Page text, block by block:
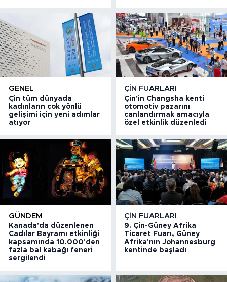
GENEL
Çin tüm dünyada
kadınların çok yönlü
gelişimi için yeni adımlar
atıyor
ÇIN FUARLARI
Çin'in Changsha kenti
otomotiv pazarını
canlandırmak amacıyla
özel etkinlik düzenledi
GÜNDEM
Kanada'da düzenlenen
Cadılar Bayramı etkinliği
kapsamında 10.000'den
fazla bal kabağı feneri
sergilendi
ÇIN FUARLARI
9. Çin-Güney Afrika
Ticaret Fuarı, Güney
Afrika'nın Johannesburg
kentinde başladı